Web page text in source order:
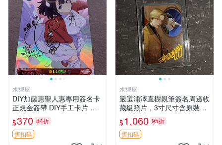
水狸屋
DIY加藤惠聖人惠專用簽名卡
正規金簽帶 DIY手工卡片 不
同於市售版本 卡片尺寸嚴選1
00mm 原創設計無返修 聖人
惠 簽名卡 加藤惠
$370 84折
折扣碼
水狸屋
嚴選浦澤直樹親筆簽名周邊收
藏級照片，3寸尺寸含原裝卡
磚 中古國現發 3寸 大小 照片
$1,060 95折
折扣碼